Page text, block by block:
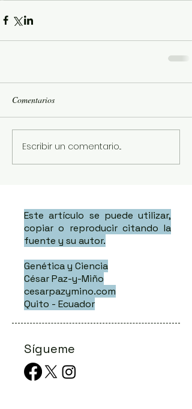
Comentarios
Escribir un comentario...
Este artículo se puede utilizar,
copiar o reproducir citando la
fuente y su autor.
Genética y Ciencia
César Paz-y-Miño
cesarpazymino.com
Quito - Ecuador
Sígueme